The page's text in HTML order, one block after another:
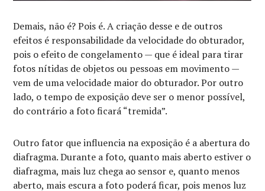
Demais, não é? Pois é. A criação desse e de outros
efeitos é responsabilidade da velocidade do obturador,
pois o efeito de congelamento— que é ideal para tirar
fotos nítidas de objetos ou pessoas em movimento—
vem de uma velocidade maior do obturador. Por outro
lado, o tempo de exposição deve ser o menor possível,
do contrário a foto ficará “tremida”.
Outro fator que influencia na exposição é a abertura do
diafragma. Durante a foto, quanto mais aberto estiver o
diafragma, mais luz chega ao sensor e, quanto menos
aberto, mais escura a foto poderá ficar, pois menos luz